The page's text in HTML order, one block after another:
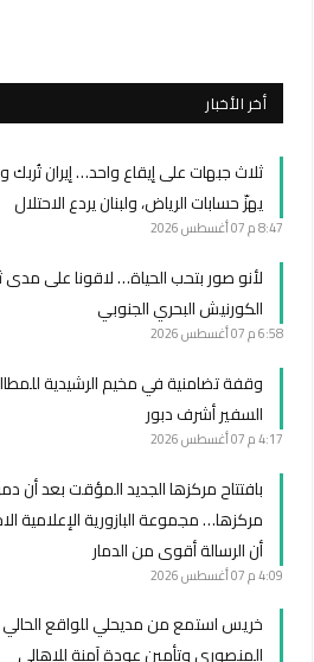
أخر الأخبار
ثلاث جبهات على إيقاع واحد… إيران
يهزّ حسابات الرياض، ولبنان يردع الاحتلال
8:47 م 07 أغسطس 2026
لأنو صور بتحب الحياة… لاقونا على مدى
الكورنيش البحري الجنوبي
6:58 م 07 أغسطس 2026
وقفة تضامنية في مخيم الرشيدية
السفير أشرف دبور
4:17 م 07 أغسطس 2026
بافتتاح مركزها الجديد المؤقت بعد أن
مركزها… مجموعة البازورية الإعلامية
أن الرسالة أقوى من الدمار
4:09 م 07 أغسطس 2026
خريس استمع من مديحلي للواقع
المنصوري وتأمين عودة آمنة للاهالي